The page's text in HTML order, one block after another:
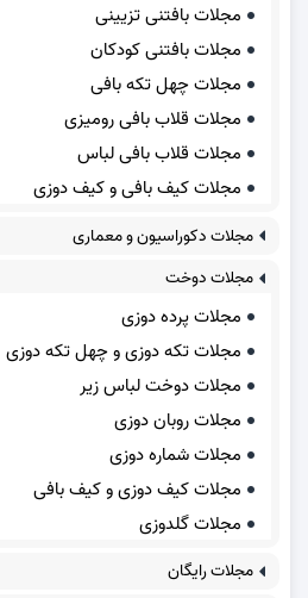
مجلات بافتنی تزیینی
مجلات بافتنی کودکان
مجلات چهل تکه بافی
مجلات قلاب بافی رومیزی
مجلات قلاب بافی لباس
مجلات کیف بافی و کیف دوزی
مجلات دکوراسیون و معماری
مجلات دوخت
مجلات پرده دوزی
مجلات تکه دوزی و چهل تکه دوزی
مجلات دوخت لباس زیر
مجلات روبان دوزی
مجلات شماره دوزی
مجلات کیف دوزی و کیف بافی
مجلات گلدوزی
مجلات رایگان